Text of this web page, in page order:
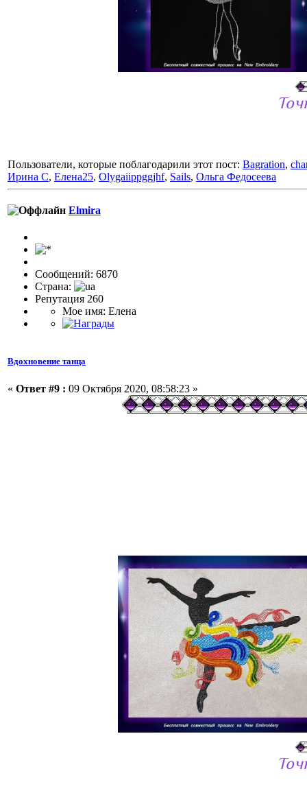
Пользователи, которые поблагодарили этот пост: Bagration,
Ирина С, Елена25, Olygaiippggjhf, Sails, Ольга Федосеева
Elmira
Сообщений: 6870
Страна:
Репутация 260
Мое имя: Елена
Вдохновение танца
« Ответ #9 : 09 Октября 2020, 08:58:23 »